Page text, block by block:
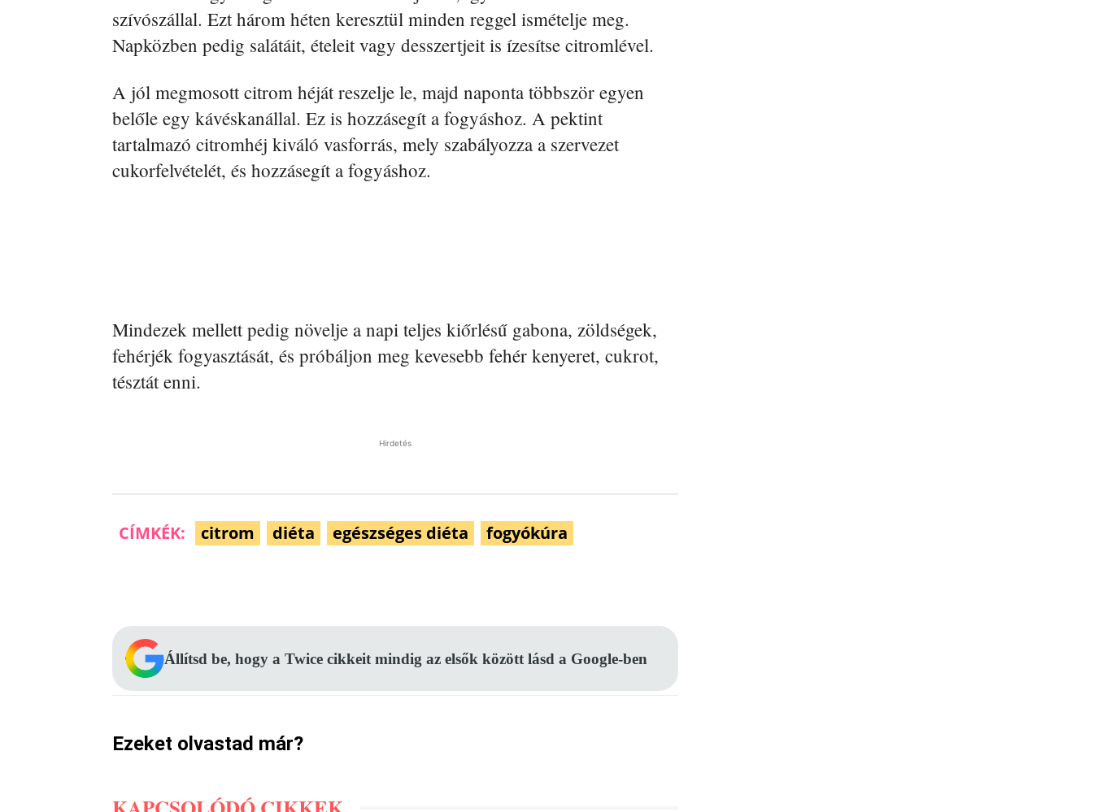
szívószállal. Ezt három héten keresztül minden reggel ismételje meg.
Napközben pedig salátáit, ételeit vagy desszertjeit is ízesítse citromlével.
A jól megmosott citrom héját reszelje le, majd naponta többször egyen
belőle egy kávéskanállal. Ez is hozzásegít a fogyáshoz. A pektint
tartalmazó citromhéj kiváló vasforrás, mely szabályozza a szervezet
cukorfelvételét, és hozzásegít a fogyáshoz.
Mindezek mellett pedig növelje a napi teljes kiőrlésű gabona, zöldségek,
fehérjék fogyasztását, és próbáljon meg kevesebb fehér kenyeret, cukrot,
tésztát enni.
Hirdetés
CÍMKÉK: citrom diéta egészséges diéta fogyókúra
Állítsd be, hogy a Twice cikkeit mindig az elsők között lásd a Google-ben
Ezeket olvastad már?